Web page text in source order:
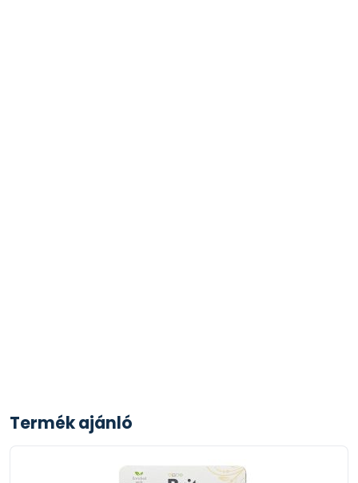
Termék ajánló